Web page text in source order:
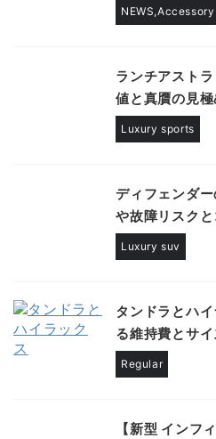
NEWS,Accessory
ランチアスト
値と真贋の見
Luxury sports
ディフェンダ
や故障リスク
Luxury suv
タンドラとハ
る維持費とサ
Regular
【新型 イン